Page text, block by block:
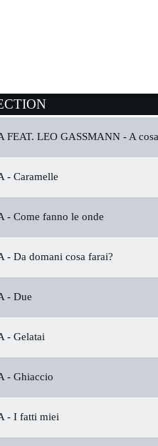
FEAT. LEO GASSMANN - A
- Caramelle
- Come fanno le onde
- Da domani cosa farai?
- Due
- Gelatai
- Ghiaccio
- I fatti miei